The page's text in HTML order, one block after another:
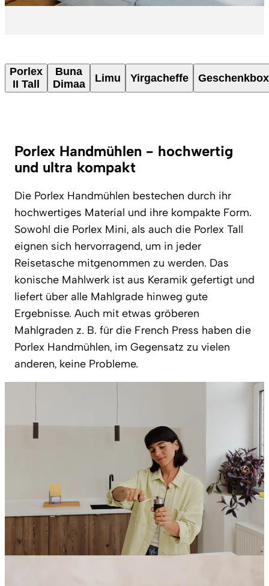
Porlex
II Tall
Buna
Dimaa
Limu Yirgacheffe Geschenkbox
Porlex Handmühlen - hochwertig
und ultra kompakt
Die Porlex Handmühlen bestechen durch ihr
hochwertiges Material und ihre kompakte Form.
Sowohl die Porlex Mini, als auch die Porlex Tall
eignen sich hervorragend, um in jeder
Reisetasche mitgenommen zu werden. Das
konische Mahlwerk ist aus Keramik gefertigt und
liefert über alle Mahlgrade hinweg gute
Ergebnisse. Auch mit etwas gröberen
Mahlgraden z. B. für die French Press haben die
Porlex Handmühlen, im Gegensatz zu vielen
anderen, keine Probleme.